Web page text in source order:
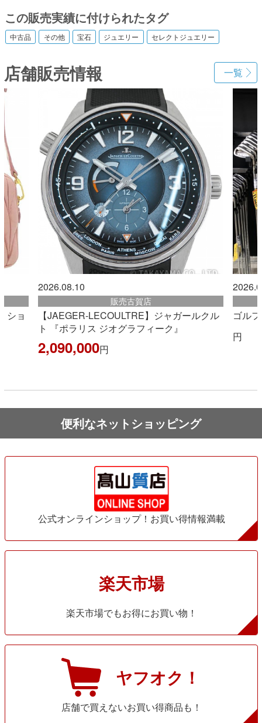
この販売実績に付けられたタグ
中古品 その他 宝石 ジュエリー セレクトジュエリー
一覧
店舗販売情報
ショ
2026.08.10
販売古賀店
【JAEGER-LECOULTRE】ジャガールクル
ト 『ポラリス ジオグラフィーク』
2,090,000円
ゴル
円
便利なネットショッピング
公式オンラインショップ！お買い得情報満載
楽天市場
楽天市場でもお得にお買い物！
ヤフオク！
店舗で買えないお買い得商品も！